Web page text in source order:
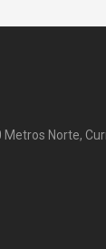
Metros Norte,